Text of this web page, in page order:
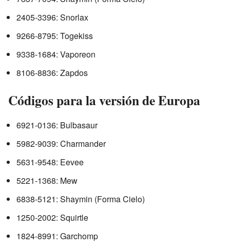
2405-3396: Snorlax
9266-8795: Togekiss
9338-1684: Vaporeon
8106-8836: Zapdos
Códigos para la versión de Europa
6921-0136: Bulbasaur
5982-9039: Charmander
5631-9548: Eevee
5221-1368: Mew
6838-5121: Shaymin (Forma Cielo)
1250-2002: Squirtle
1824-8991: Garchomp